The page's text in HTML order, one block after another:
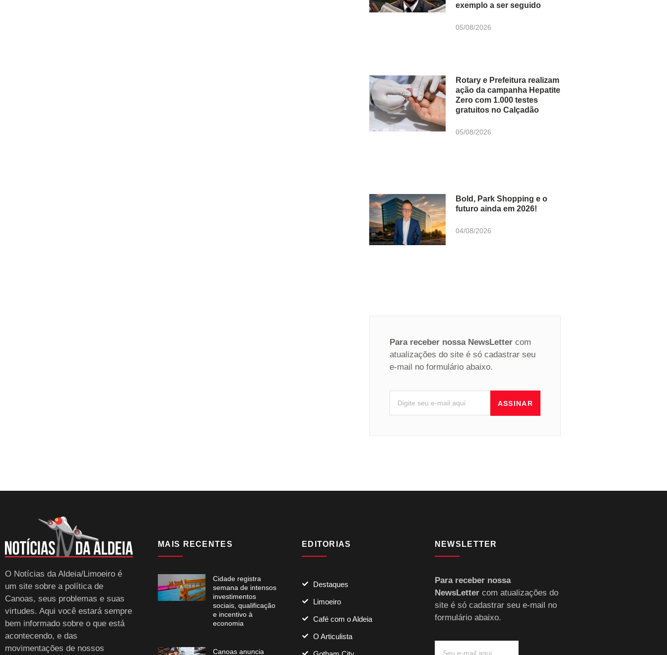
exemplo a ser seguido
05/08/2026
Rotary e Prefeitura realizam
ação da campanha Hepatite
Zero com 1.000 testes
gratuitos no Calçadão
05/08/2026
Bold, Park Shopping e o
futuro ainda em 2026!
04/08/2026
Para receber nossa NewsLetter com
atualizações do site é só cadastrar seu
e-mail no formulário abaixo.
ASSINAR
O Notícias da Aldeia/Limoeiro é
um site sobre a política de
Canoas, seus problemas e suas
virtudes. Aqui você estará sempre
bem informado sobre o que está
acontecendo, e das
movimentações de nossos
MAIS RECENTES
Cidade registra
semana de intensos
investimentos
sociais, qualificação
e incentivo à
economia
Canoas anuncia
EDITORIAS
Destaques
Limoeiro
Café com o Aldeia
O Articulista
NEWSLETTER
Para receber nossa
NewsLettercom atualizações do
site é só cadastrar seu e-mail no
formulário abaixo.